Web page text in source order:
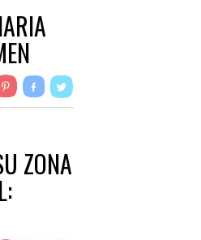
ZONA